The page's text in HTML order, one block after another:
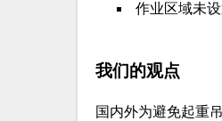
作业区域未
我们的观点
国内外为避免起重